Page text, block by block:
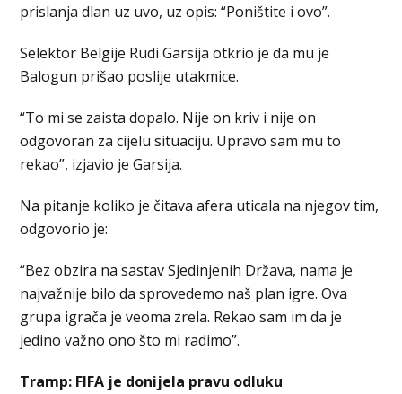
prislanja dlan uz uvo, uz opis: “Poništite i ovo”.
Selektor Belgije Rudi Garsija otkrio je da mu je
Balogun prišao poslije utakmice.
“To mi se zaista dopalo. Nije on kriv i nije on
odgovoran za cijelu situaciju. Upravo sam mu to
rekao”, izjavio je Garsija.
Na pitanje koliko je čitava afera uticala na njegov tim,
odgovorio je:
“Bez obzira na sastav Sjedinjenih Država, nama je
najvažnije bilo da sprovedemo naš plan igre. Ova
grupa igrača je veoma zrela. Rekao sam im da je
jedino važno ono što mi radimo”.
Tramp: FIFA je donijela pravu odluku